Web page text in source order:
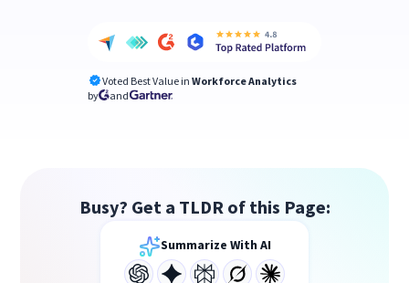
Voted Best Value in Workforce Analytics
by
and
Busy? Get a TLDR of this Page:
Summarize With AI